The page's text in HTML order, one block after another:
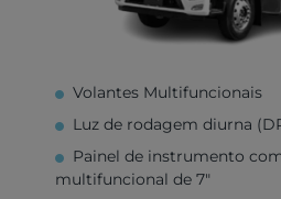
Volantes Multifuncionais
Luz de rodagem diurna
Painel de instrumento
multifuncional de 7"